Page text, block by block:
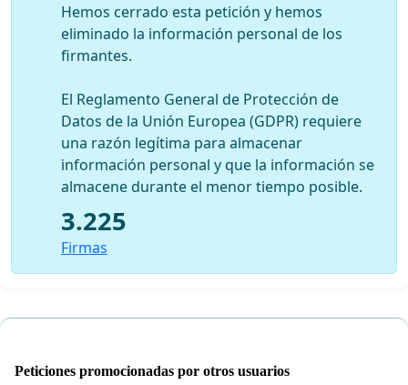
Hemos cerrado esta petición y hemos
eliminado la información personal de los
firmantes.
El Reglamento General de Protección de
Datos de la Unión Europea (GDPR) requiere
una razón legítima para almacenar
información personal y que la información se
almacene durante el menor tiempo posible.
3.225
Firmas
Peticiones promocionadas por otros usuarios